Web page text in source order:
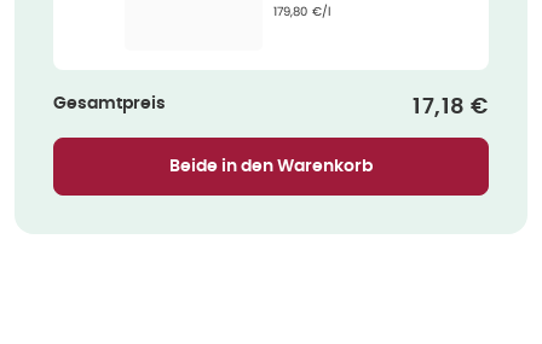
Grundpreis
179,80 €/l
Gesamtpreis 17,18 €
Beide in den Warenkorb